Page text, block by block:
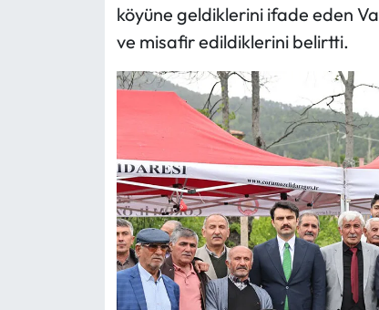
köyüne geldiklerini ifade eden
ve misafir edildiklerini belirtti.